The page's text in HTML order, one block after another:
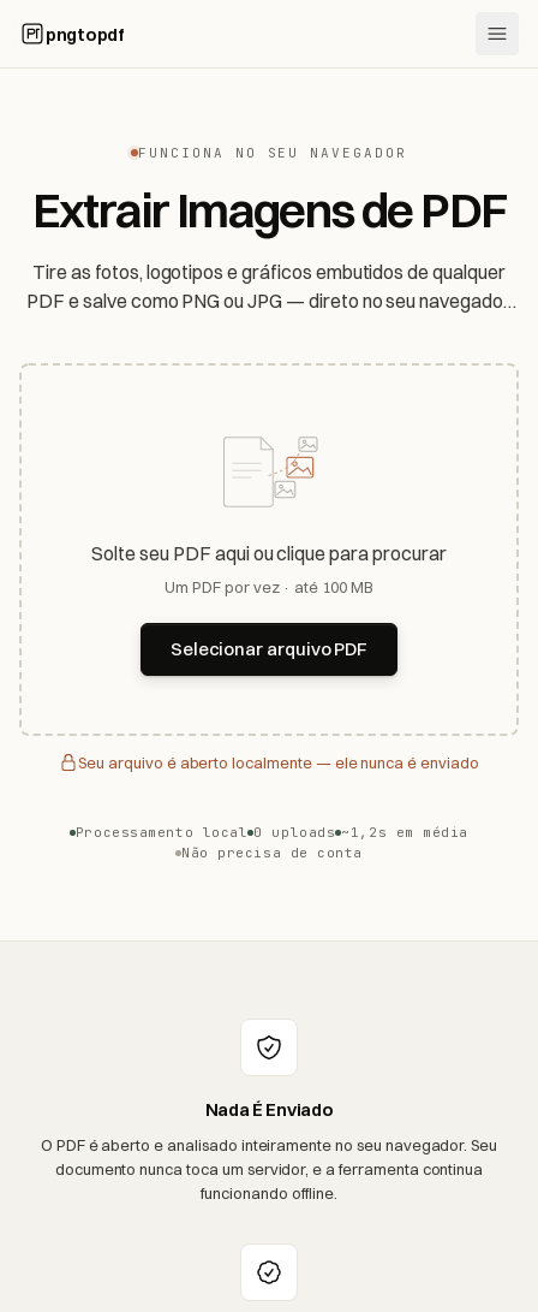
pngtopdf
FUNCIONA NO SEU NAVEGADOR
Extrair Imagens de PDF
Tire as fotos, logotipos e gráficos embutidos de qualquer
PDF e salve como PNG ou JPG — direto no seu navegador.
sai do seu dispositivo.
Solte seu PDF aqui ou clique para procurar
Um PDF por vez · até 100 MB
Selecionar arquivo PDF
Seu arquivo é aberto localmente — ele nunca é enviado
Processamento local 0 uploads ~1,2s em média
Não precisa de conta
Nada É Enviado
O PDF é aberto e analisado inteiramente no seu navegador. Seu
documento nunca toca um servidor, e a ferramenta continua
funcionando offline.